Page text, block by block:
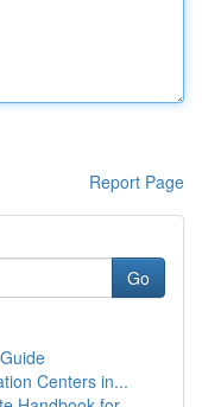
Report Page
Go
Centers in...